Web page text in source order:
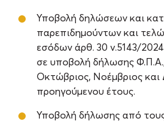
Υποβολή δηλώσεων και
παρεπιδημούντων και
εσόδων άρθ. 30 ν.5143/
σε υποβολή δήλωσης Φ.Π.Α.,
Οκτώβριος, Νοέμβριος και
προηγούμενου έτους.
Υποβολή δήλωσης από